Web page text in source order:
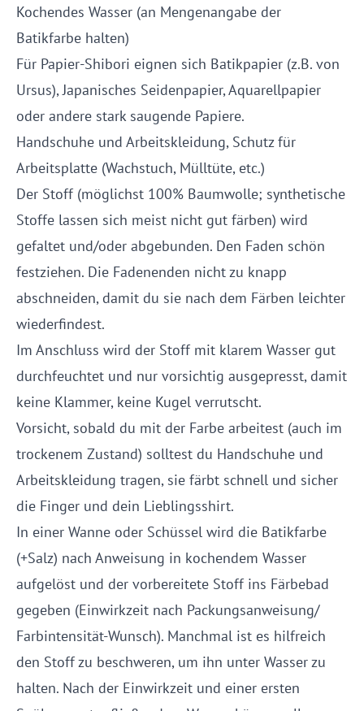
Kochendes Wasser (an Mengenangabe der
Batikfarbe halten)
Für Papier-Shibori eignen sich Batikpapier (z.B. von
Ursus), Japanisches Seidenpapier, Aquarellpapier
oder andere stark saugende Papiere.
Handschuhe und Arbeitskleidung, Schutz für
Arbeitsplatte (Wachstuch, Mülltüte, etc.)
Der Stoff (möglichst 100% Baumwolle; synthetische
Stoffe lassen sich meist nicht gut färben) wird
gefaltet und/oder abgebunden. Den Faden schön
festziehen. Die Fadenenden nicht zu knapp
abschneiden, damit du sie nach dem Färben leichter
wiederfindest.
Im Anschluss wird der Stoff mit klarem Wasser gut
durchfeuchtet und nur vorsichtig ausgepresst, damit
keine Klammer, keine Kugel verrutscht.
Vorsicht, sobald du mit der Farbe arbeitest (auch im
trockenem Zustand) solltest du Handschuhe und
Arbeitskleidung tragen, sie färbt schnell und sicher
die Finger und dein Lieblingsshirt.
In einer Wanne oder Schüssel wird die Batikfarbe
(+Salz) nach Anweisung in kochendem Wasser
aufgelöst und der vorbereitete Stoff ins Färbebad
gegeben (Einwirkzeit nach Packungsanweisung/
Farbintensität-Wunsch). Manchmal ist es hilfreich
den Stoff zu beschweren, um ihn unter Wasser zu
halten. Nach der Einwirkzeit und einer ersten